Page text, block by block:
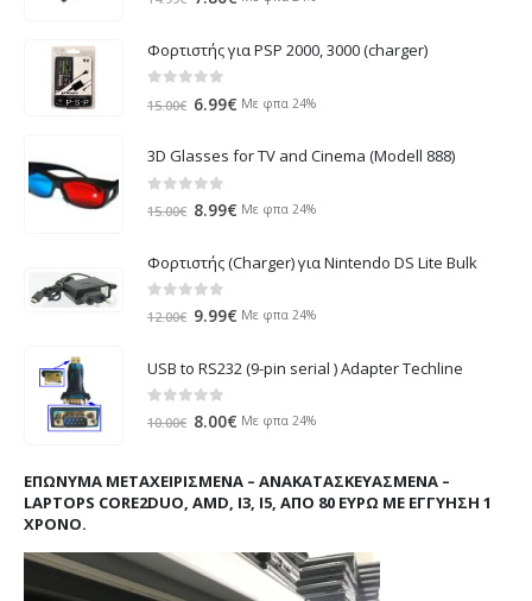
was:
14.99€.
τιμή
Φορτιστής για PSP 2000, 3000 (charger)
out of 5
15.00€ Original
was:
15.00€.
6.99€ Η
τιμή
Με φπα 24%
3D Glasses for TV and Cinema (Modell 888)
out of 5
15.00€ Original
was:
15.00€.
8.99€ Η
τιμή
είναι:
Με φπα 24%
Φορτιστής (Charger) για Nintendo DS Lite Bulk
out of 5
12.00€ Original
was:
12.00€.
9.99€ Η
τιμή
είναι:
Με φπα 24%
USB to RS232 (9-pin serial ) Adapter Techline
out of 5
10.00€ Original
10.00€.
8.00€ Η
είναι:
8.00€.
Με φπα 24%
ΕΠΏΝΥΜΑ ΜΕΤΑΧΕΙΡΙΣΜΈΝΑ – ΑΝΑΚΑΤΑΣΚΕΥΑΣΜΈΝΑ –
LAPTOPS CORE2DUO, AMD, I3, I5, ΑΠΌ 80 ΕΥΡΏ ΜΕ ΕΓΓΎΗΣΗ 1
ΧΡΌΝΟ.